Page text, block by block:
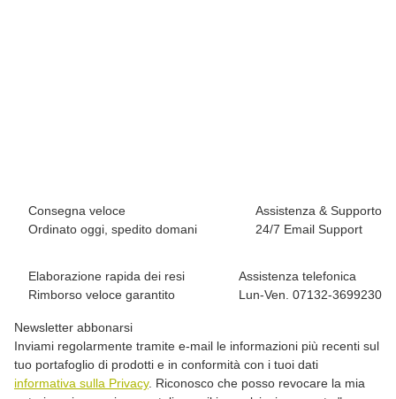
Consegna veloce
Ordinato oggi, spedito domani
Assistenza & Supporto
24/7 Email Support
Elaborazione rapida dei resi
Rimborso veloce garantito
Assistenza telefonica
Lun-Ven. 07132-3699230
Newsletter abbonarsi
Inviami regolarmente tramite e-mail le informazioni più recenti sul
tuo portafoglio di prodotti e in conformità con i tuoi dati
informativa sulla Privacy. Riconosco che posso revocare la mia